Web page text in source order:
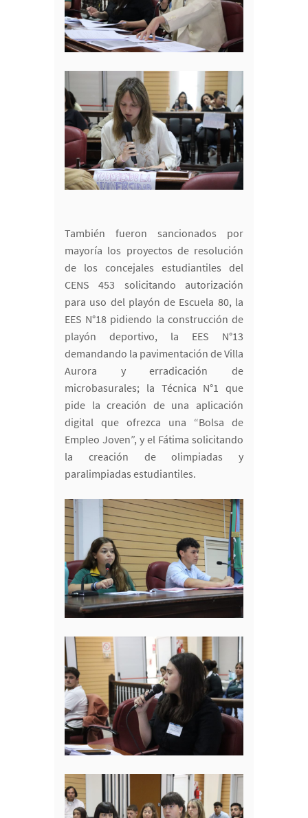
También fueron sancionados por
mayoría los proyectos de resolución
de los concejales estudiantiles del
CENS 453 solicitando autorización
para uso del playón de Escuela 80, la
EES N°18 pidiendo la construcción de
playón deportivo, la EES N°13
demandando la pavimentación de Villa
Aurora y erradicación de
microbasurales; la Técnica N°1 que
pide la creación de una aplicación
digital que ofrezca una “Bolsa de
Empleo Joven”, y el Fátima solicitando
la creación de olimpiadas y
paralimpiadas estudiantiles.